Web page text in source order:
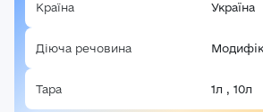
Країна Україна
Діюча речовина
Тара 1л , 10л